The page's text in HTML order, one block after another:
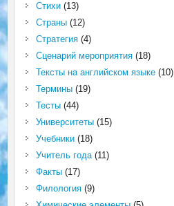
Стихи(13)
Страны(12)
Стратегия(4)
Сценарий мероприятия(18)
Тексты на английском языке(10)
Термины(19)
Тесты(44)
Университеты(15)
Учебники(18)
Учитель года(11)
Факты(17)
Филология(9)